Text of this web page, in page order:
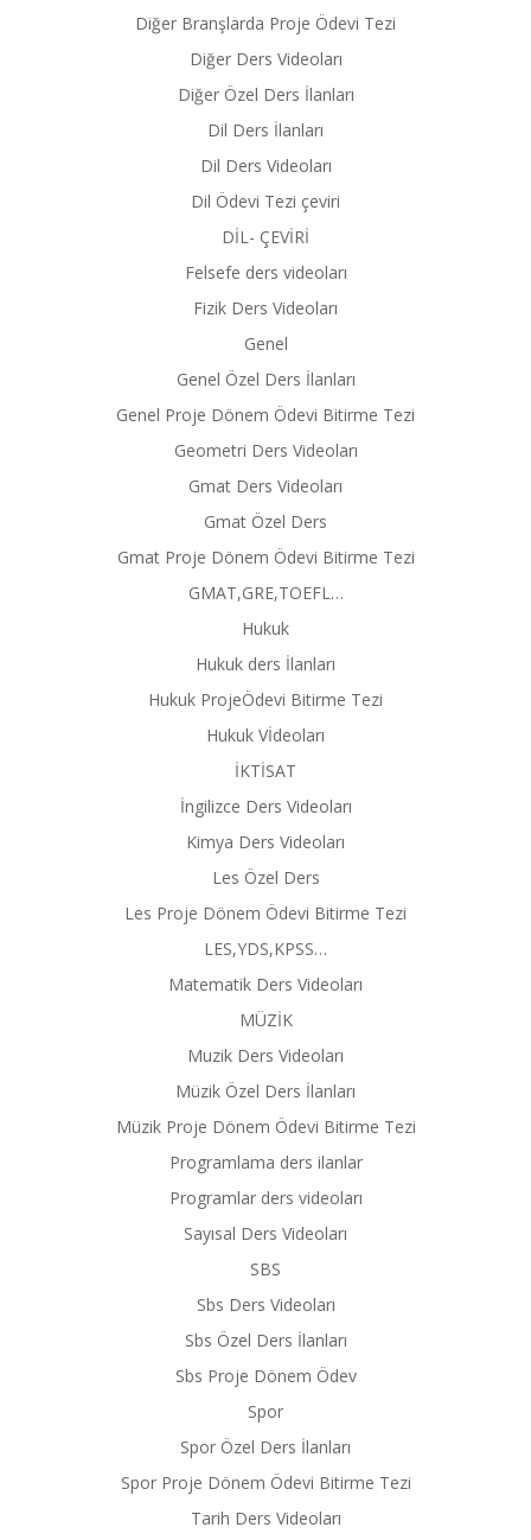
Diğer Branşlarda Proje Ödevi Tezi
Diğer Ders Videoları
Diğer Özel Ders İlanları
Dil Ders İlanları
Dil Ders Videoları
Dil Ödevi Tezi çeviri
DİL- ÇEVİRİ
Felsefe ders videoları
Fizik Ders Videoları
Genel
Genel Özel Ders İlanları
Genel Proje Dönem Ödevi Bitirme Tezi
Geometri Ders Videoları
Gmat Ders Videoları
Gmat Özel Ders
Gmat Proje Dönem Ödevi Bitirme Tezi
GMAT,GRE,TOEFL…
Hukuk
Hukuk ders İlanları
Hukuk ProjeÖdevi Bitirme Tezi
Hukuk Vİdeoları
İKTİSAT
İngilizce Ders Videoları
Kimya Ders Videoları
Les Özel Ders
Les Proje Dönem Ödevi Bitirme Tezi
LES,YDS,KPSS…
Matematik Ders Videoları
MÜZİK
Muzik Ders Videoları
Müzik Özel Ders İlanları
Müzik Proje Dönem Ödevi Bitirme Tezi
Programlama ders ilanlar
Programlar ders videoları
Sayısal Ders Videoları
SBS
Sbs Ders Videoları
Sbs Özel Ders İlanları
Sbs Proje Dönem Ödev
Spor
Spor Özel Ders İlanları
Spor Proje Dönem Ödevi Bitirme Tezi
Tarih Ders Videoları